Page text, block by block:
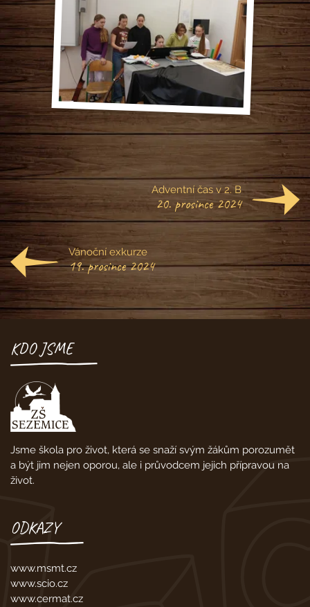
Adventní čas v 2. B
20. prosince 2024
Vánoční exkurze
19. prosince 2024
KDO JSME
Jsme škola pro život, která se snaží svým žákům porozumět
a být jim nejen oporou, ale i průvodcem jejich přípravou na
život.
ODKAZY
www.msmt.cz
www.scio.cz
www.cermat.cz